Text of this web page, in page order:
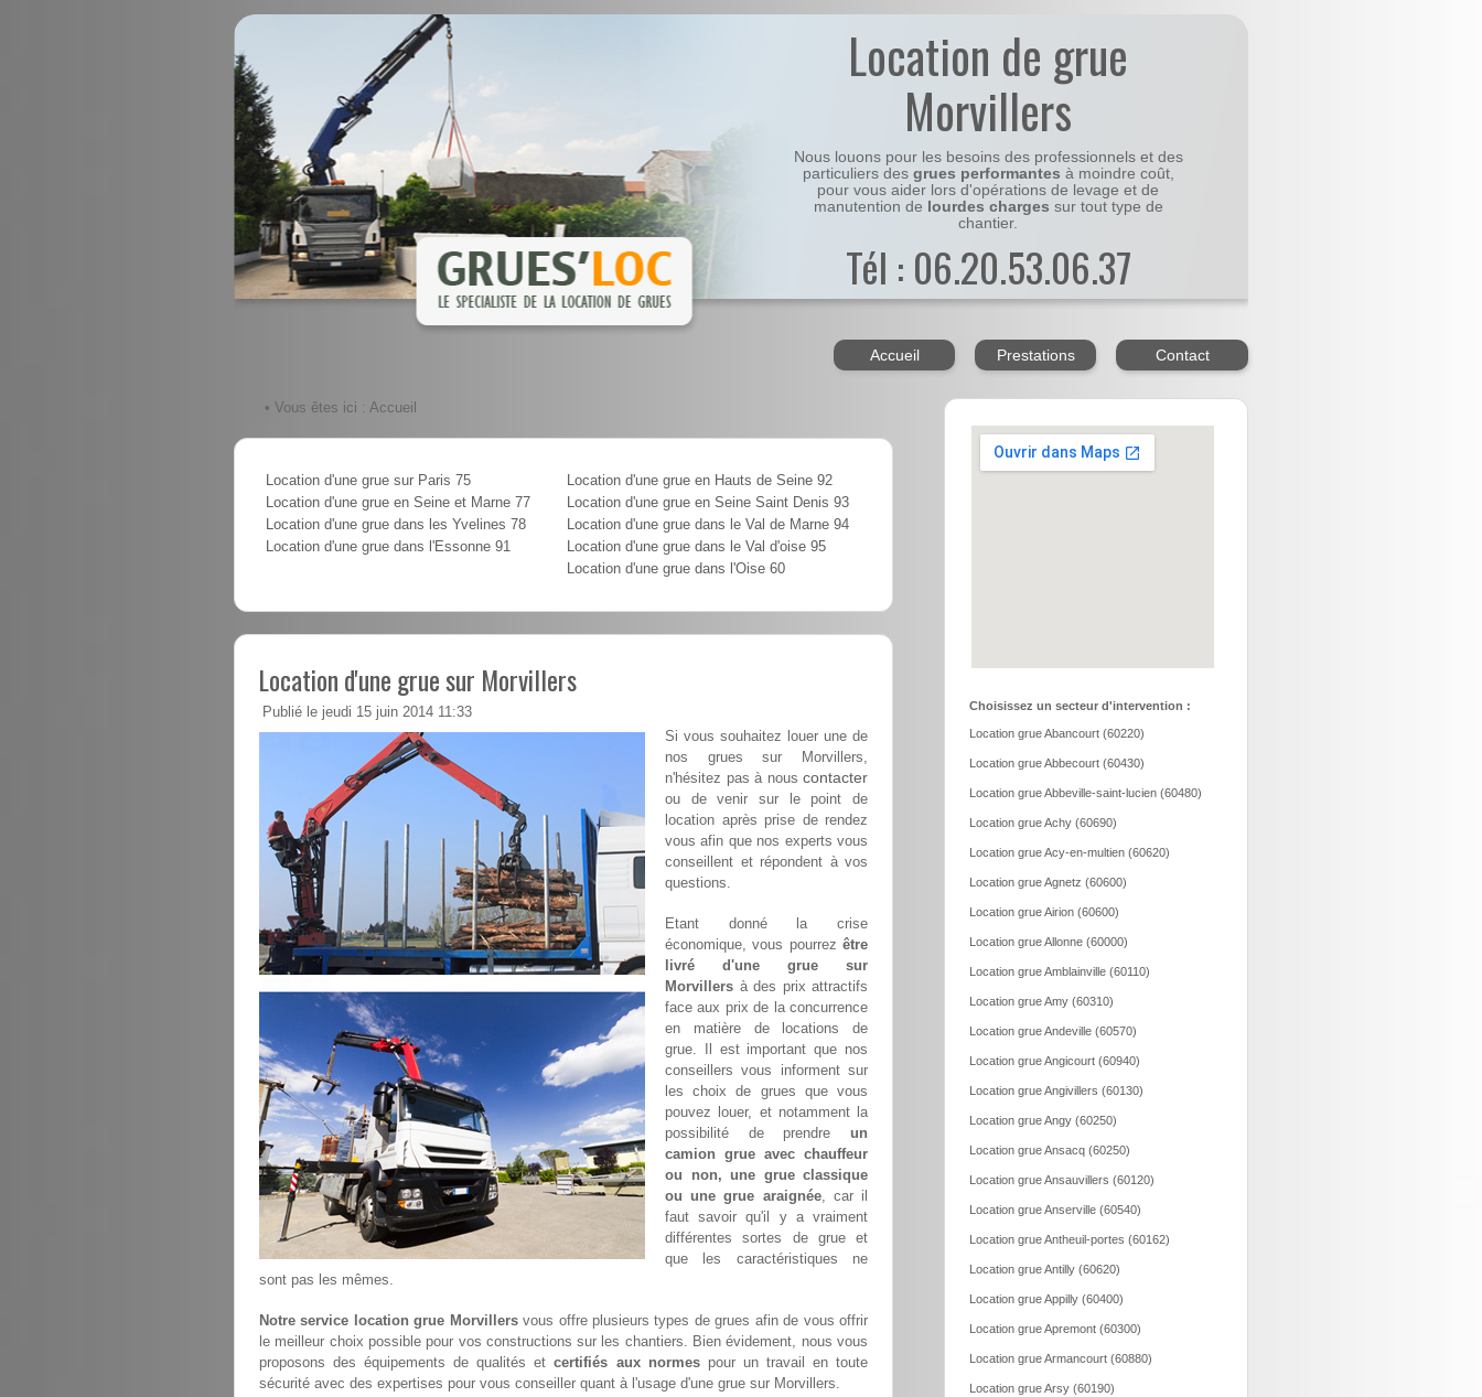
Location de grue
Morvillers
Nous louons pour les besoins des professionnels et des
particuliers des grues performantes à moindre coût,
pour vous aider lors d'opérations de levage et de
manutention de lourdes charges sur tout type de
chantier.
Tél : 06.20.53.06.37
Accueil Prestations Contact
• Vous êtes ici : Accueil
Location d'une grue sur Paris 75
Location d'une grue en Seine et Marne 77
Location d'une grue dans les Yvelines 78
Location d'une grue dans l'Essonne 91
Location d'une grue en Hauts de Seine 92
Location d'une grue en Seine Saint Denis 93
Location d'une grue dans le Val de Marne 94
Location d'une grue dans le Val d'oise 95
Location d'une grue dans l'Oise 60
Location d'une grue sur Morvillers
Publié le jeudi 15 juin 2014 11:33
Si vous souhaitez louer une de
nos grues sur Morvillers,
n'hésitez pas à nous contacter
ou de venir sur le point de
location après prise de rendez
vous afin que nos experts vous
conseillent et répondent à vos
questions.
Etant donné la crise
économique, vous pourrez être
livré d'une grue sur
Morvillers à des prix attractifs
face aux prix de la concurrence
en matière de locations de
grue. Il est important que nos
conseillers vous informent sur
les choix de grues que vous
pouvez louer, et notamment la
possibilité de prendre un
camion grue avec chauffeur
ou non, une grue classique
ou une grue araignée, car il
faut savoir qu'il y a vraiment
différentes sortes de grue et
que les caractéristiques ne
sont pas les mêmes.
Notre service location grue Morvillersvous offre plusieurs types de grues afin de vous offrir
le meilleur choix possible pour vos constructions sur les chantiers. Bien évidement, nous vous
proposons des équipements de qualités etcertifiés aux normespour un travail en toute
sécurité avec des expertises pour vous conseiller quant à l'usage d'une grue sur Morvillers.
Choisissez un secteur d'intervention :
Location grue Abancourt (60220)
Location grue Abbecourt (60430)
Location grue Abbeville-saint-lucien (60480)
Location grue Achy (60690)
Location grue Acy-en-multien (60620)
Location grue Agnetz (60600)
Location grue Airion (60600)
Location grue Allonne (60000)
Location grue Amblainville (60110)
Location grue Amy (60310)
Location grue Andeville (60570)
Location grue Angicourt (60940)
Location grue Angivillers (60130)
Location grue Angy (60250)
Location grue Ansacq (60250)
Location grue Ansauvillers (60120)
Location grue Anserville (60540)
Location grue Antheuil-portes (60162)
Location grue Antilly (60620)
Location grue Appilly (60400)
Location grue Apremont (60300)
Location grue Armancourt (60880)
Location grue Arsy (60190)